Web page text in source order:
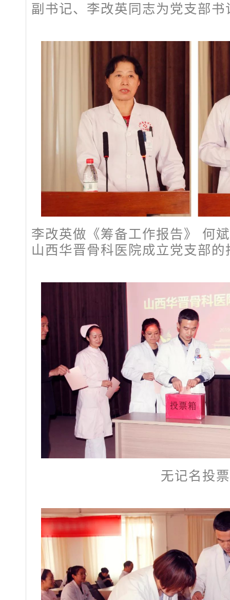
副书记、李改英同志为党支部书
李改英做《筹备工作报告》 何
山西华晋骨科医院成立党支部的
无记名投票